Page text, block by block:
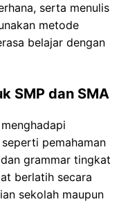
serta menulis
metode
belajar dengan
SMP dan SMA
pemahaman
grammar tingkat
berlatih secara
sekolah maupun